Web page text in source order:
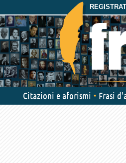
Citazioni e aforismi Frasi